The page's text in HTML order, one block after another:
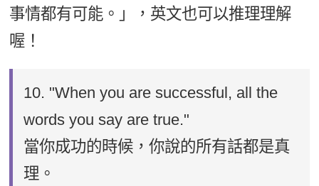
事情都有可能。」，英文也可以推理理解
喔！
10. "When you are successful, all the
words you say are true."
當你成功的時候，你說的所有話都是真
理。